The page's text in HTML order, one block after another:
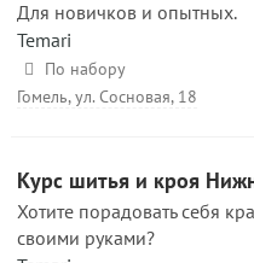
Для новичков и опытных.
Temari
По набору
Гомель, ул. Сосновая, 18
Курс шитья и кроя
Хотите порадовать себя
своими руками?